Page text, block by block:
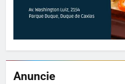
Anuncie